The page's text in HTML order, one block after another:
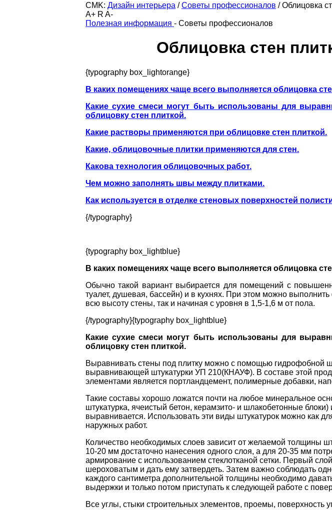
CMK: Дизайн интерьера /Советы профессионалов /Облицовка
A+ R A-
Полезная информация - Советы профессионалов
Облицовка стен
{typography box_lightorange}
В каких помещениях чаще всего выполняется облицовка
Какие сухие смеси могут быть использованы для
облицовку стен плиткой.
Какие растворы применяются при облицовке стен плиткой.
Какие, облицовочные плитки применяются для стен.
Какова технология облицовочных работ.
Чем можно заполнять швы между плитками.
Как используется в отделке стеновых поверхностей
{/typography}
{typography box_lightblue}
В каких помещениях чаще всего выполняется облицовка
Обычно такой вариант выбирается для помещений с
туалет, душевая, бассейн) и в кухнях. При этом можно выполнить
всю высоту стены, так и начиная с уровня в 1,5-1,6 м от пола.
{/typography}{typography box_lightblue}
Какие сухие смеси могут быть использованы для
облицовку стен плиткой.
Выравнивать стены под плитку можно с помощью гидрофобной
выравнивающей штукатурки УП 210(КНАУФ). В составе этой
элементами является портландцемент, полимерные добавки,
Такие составы хорошо ложатся почти на любое минеральное
штукатурка, ячеистый бетон, керамзито- и шлакобетонные блоки)
выравнивается. Использовать эти виды штукатурок можно как
наружных работ.
Количество необходимых слоев зависит от желаемой толщины
10-20 мм достаточно нанесения одного слоя, а для 20-35 мм
армирование с использованием стеклотканой сетки. Первый
шероховатым и дать ему затвердеть. Затем важно соблюдать
каждого сантиметра дополнительной толщины необходимо
выдержки и только потом приступать к следующей работе с
Все углы, стыки строительных элементов, проемы, поверхность